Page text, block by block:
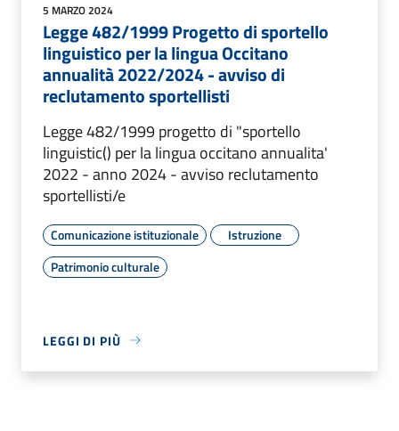
5 MARZO 2024
Legge 482/1999 Progetto di sportello
linguistico per la lingua Occitano
annualità 2022/2024 - avviso di
reclutamento sportellisti
Legge 482/1999 progetto di "sportello
linguistic() per la lingua occitano annualita'
2022 - anno 2024 - avviso reclutamento
sportellisti/e
Comunicazione istituzionale
Istruzione
Patrimonio culturale
LEGGI DI PIÙ